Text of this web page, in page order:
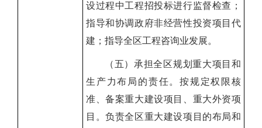
设过程中工程招投标进行监督检查；
指导和协调政府非经营性投资项目代
建；指导全区工程咨询业发展。
（五）承担全区规划重大项目和
生产力布局的责任。按规定权限核
准、备案重大建设项目、重大外资项
目。负责全区重大建设项目的布局和